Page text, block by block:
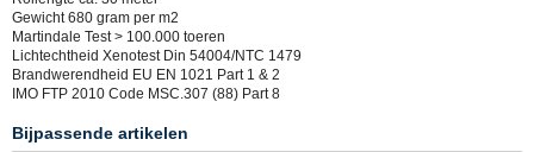
Gewicht 680 gram per m2
Martindale Test > 100.000 toeren
Lichtechtheid Xenotest Din 54004/NTC 1479
Brandwerendheid EU EN 1021 Part 1 & 2
IMO FTP 2010 Code MSC.307 (88) Part 8
Bijpassende artikelen